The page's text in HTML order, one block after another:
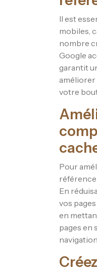
Il est
mobiles,
nombre
Google
garantit
améliorer
votre
Pour
En
vos
en
pages en